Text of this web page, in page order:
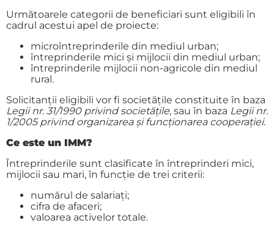
Următoarele categorii de beneficiari sunt eligibili în
cadrul acestui apel de proiecte:
microîntreprinderile din mediul urban;
întreprinderile mici și mijlocii din mediul urban;
întreprinderile mijlocii non-agricole din mediul
rural.
Solicitanții eligibili vor fi societățile constituite în baza
Legii nr. 31/1990 privind societățile, sau în baza Legii nr.
1/2005 privind organizarea şi funcţionarea cooperaţiei.
Ce este un IMM?
Întreprinderile sunt clasificate în întreprinderi mici,
mijlocii sau mari, în funcţie de trei criterii:
numărul de salariați;
cifra de afaceri;
valoarea activelor totale.